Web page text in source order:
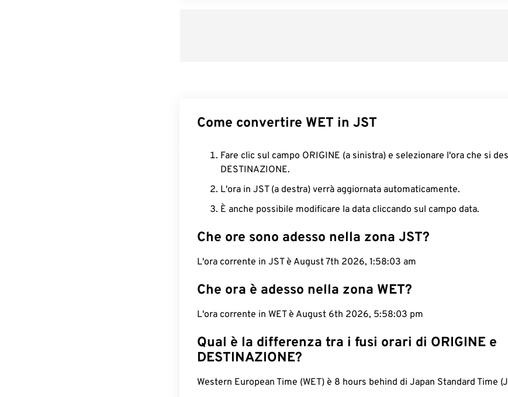
Come convertire WET in JST
Fare clic sul campo ORIGINE (a sinistra) e selezionare l'ora che si
DESTINAZIONE.
L'ora in JST (a destra) verrà aggiornata automaticamente.
È anche possibile modificare la data cliccando sul campo data.
Che ore sono adesso nella zona JST?
L'ora corrente in JST è August 7th 2026, 1:58:04 am
Che ora è adesso nella zona WET?
L'ora corrente in WET è August 6th 2026, 5:58:04 pm
Qual è la differenza tra i fusi orari di ORIGINE e
DESTINAZIONE?
Western European Time (WET) è 8 hours behind di Japan Standard Time